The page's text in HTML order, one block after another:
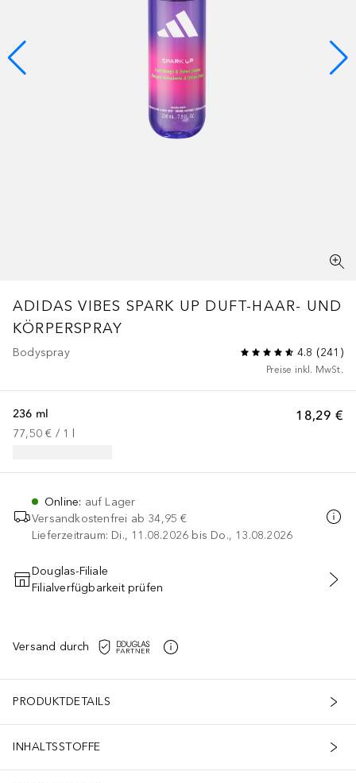
ADIDAS VIBES SPARK UP DUFT-HAAR- UND
KÖRPERSPRAY
Bodyspray 4.8 (241 )
Preise inkl. MwSt.
18,29 €
236 ml
77,50 € / 1
Online: auf Lager
Versandkostenfrei ab 34,95 €
Lieferzeitraum: Di., 11.08.2026 bis Do., 13.08.2026
IN DEN WARENKORB
Douglas-Filiale
Filialverfügbarkeit prüfen
Versand durch
PRODUKTDETAILS
INHALTSSTOFFE